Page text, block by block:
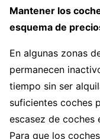
Mantener los
esquema de
En algunas zonas
permanecen
tiempo sin ser
suficientes coches
escasez de coches
Para que los